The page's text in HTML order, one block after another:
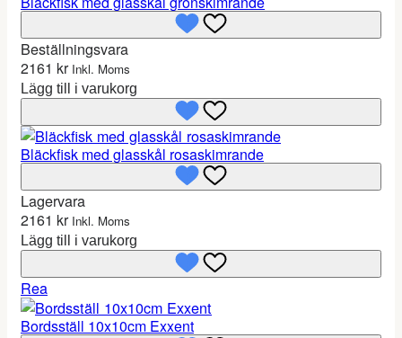
Beställningsvara
2161 kr Inkl. Moms
Lägg till i varukorg
Bläckfisk med glasskål rosaskimrande
Lagervara
2161 kr Inkl. Moms
Lägg till i varukorg
ReaP
r
o
Bordsställ 10x10cm Exxent